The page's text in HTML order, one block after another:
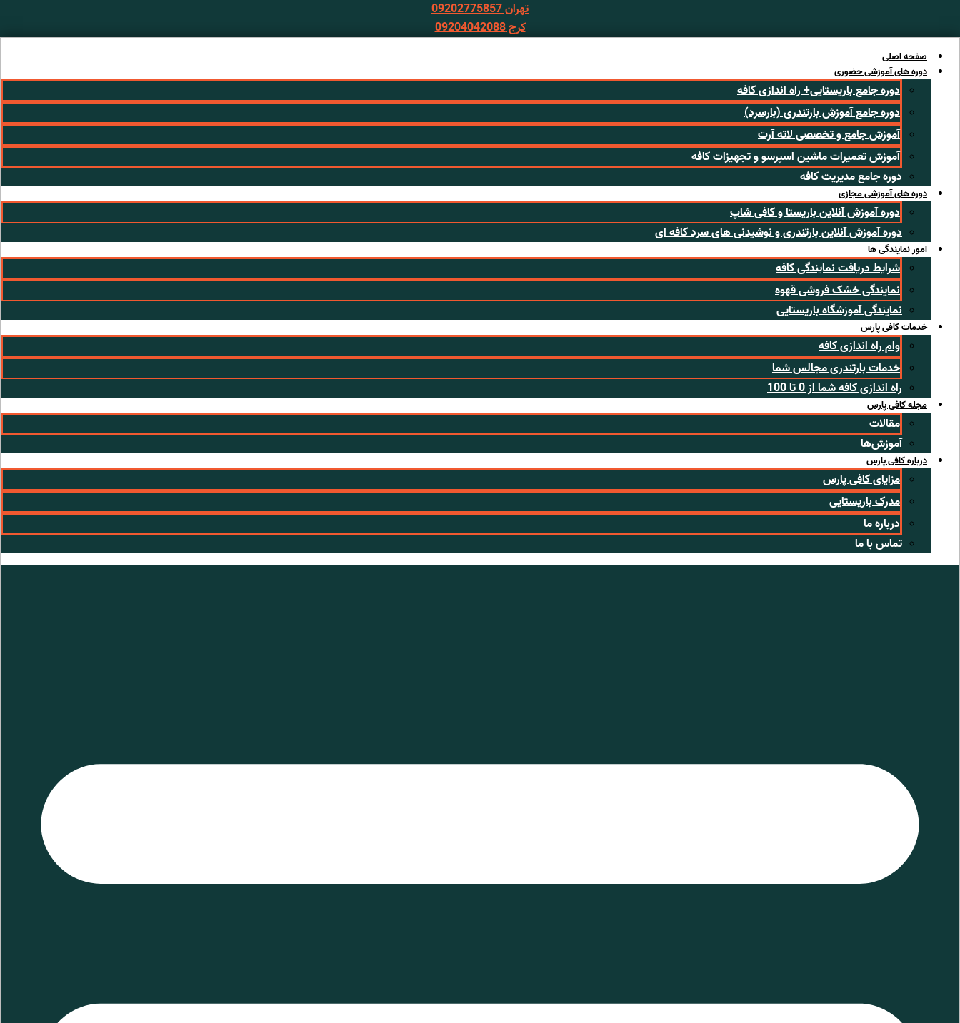
تهران 09202775857
کرج 09204042088
صفحه اصلی
دوره های آموزشی حضوری
دوره جامع باریستایی+ راه اندازی کافه
دوره جامع آموزش بارتندری (بارسرد)
آموزش جامع و تخصصی لاته آرت
آموزش تعمیرات ماشین اسپرسو و تجهیزات کافه
دوره جامع مدیریت کافه
دوره های آموزشی مجازی
دوره آموزش آنلاین باریستا و کافی شاپ
دوره آموزش آنلاین بارتندری و نوشیدنی های سرد کافه ای
امور نمایندگی ها
شرایط دریافت نمایندگی کافه
نمایندگی خشک فروشی قهوه
نمایندگی آموزشگاه باریستایی
خدمات کافی پارس
وام راه اندازی کافه
خدمات بارتندری مجالس شما
راه اندازی کافه شما از 0 تا 100
مجله کافی پارس
مقالات
آموزش‌ها
درباره کافی پارس
مزایای کافی پارس
مدرک باریستایی
درباره ما
تماس با ما